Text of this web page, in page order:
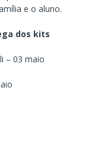
e o aluno.
dos kits
– 03 maio